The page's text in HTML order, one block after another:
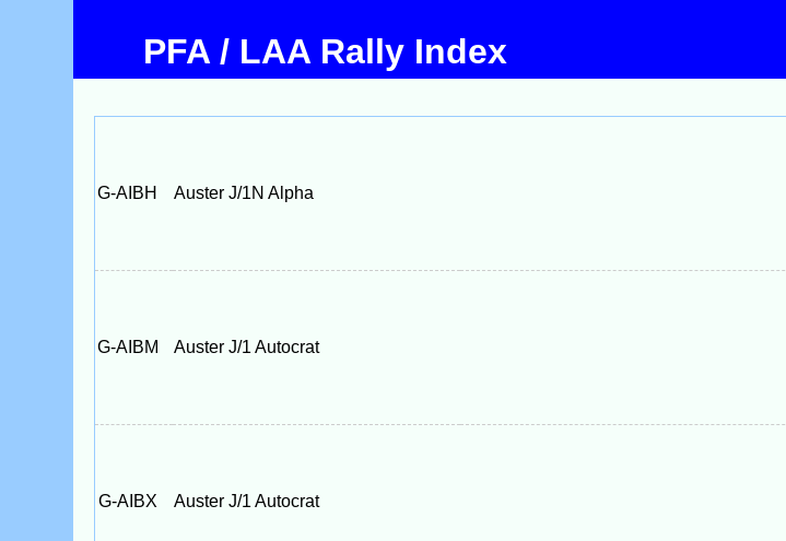
PFA / LAA Rally Index
G-AIBH Auster J/1N Alpha
G-AIBM Auster J/1 Autocrat
G-AIBX Auster J/1 Autocrat